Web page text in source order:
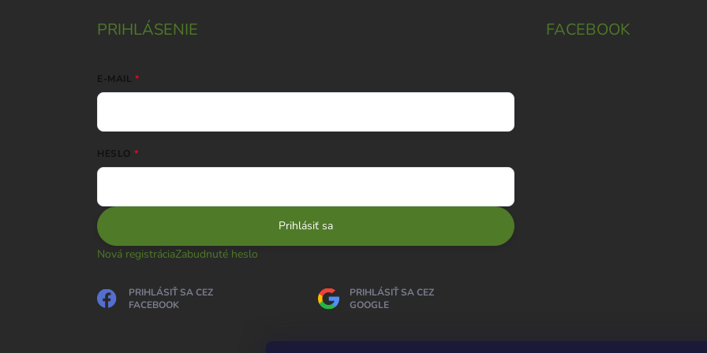
PRIHLÁSENIE
E-MAIL
HESLO
Prihlásiť sa
Nová registráciaZabudnuté heslo
PRIHLÁSIŤ SA CEZ
FACEBOOK
PRIHLÁSIŤ SA CEZ
GOOGLE
FACEBOOK